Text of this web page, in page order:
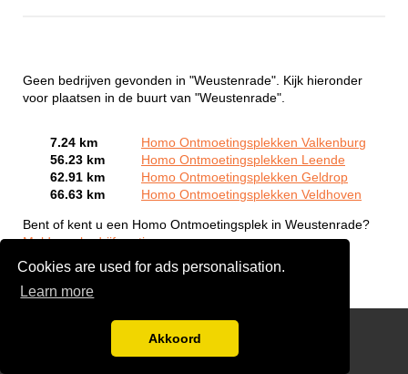
Cookies are used for ads personalisation.
Learn more
Akkoord
Geen bedrijven gevonden in "Weustenrade". Kijk hieronder
voor plaatsen in de buurt van "Weustenrade".
7.24 km
Homo Ontmoetingsplekken Valkenburg
56.23 km
Homo Ontmoetingsplekken Leende
62.91 km
Homo Ontmoetingsplekken Geldrop
66.63 km
Homo Ontmoetingsplekken Veldhoven
Bent of kent u een Homo Ontmoetingsplek in Weustenrade?
Meld een bedrijf gratis aan